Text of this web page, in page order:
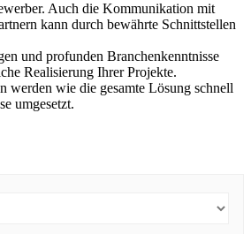
Auch die Kommunikation mit
kann durch bewährte Schnittstellen
und profunden Branchenkenntnisse
Realisierung Ihrer Projekte.
wie die gesamte Lösung schnell
umgesetzt.